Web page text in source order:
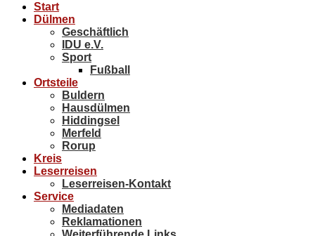
Start
Dülmen
Geschäftlich
IDU e.V.
Sport
Fußball
Ortsteile
Buldern
Hausdülmen
Hiddingsel
Merfeld
Rorup
Kreis
Leserreisen
Leserreisen-Kontakt
Service
Mediadaten
Reklamationen